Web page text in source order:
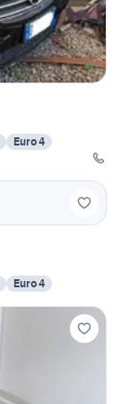
Euro 4
Euro 4